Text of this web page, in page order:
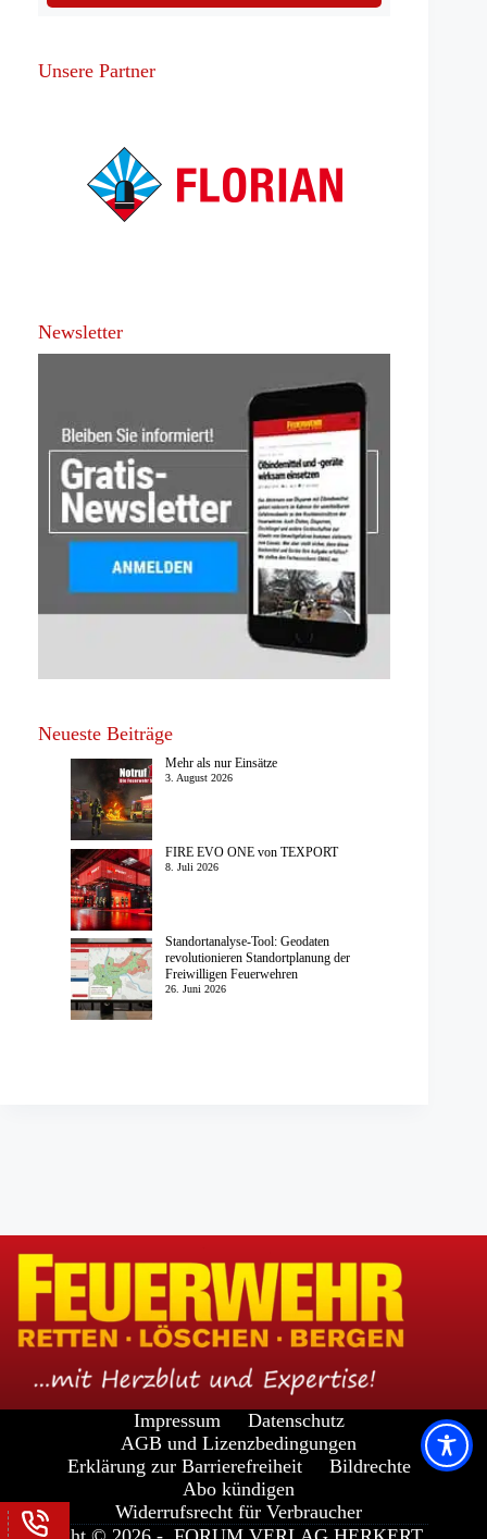
Unsere Partner
Newsletter
Neueste Beiträge
Mehr als nur Einsätze
3. August 2026
FIRE EVO ONE von TEXPORT
8. Juli 2026
Standortanalyse-Tool: Geodaten
revolutionieren Standortplanung der
Freiwilligen Feuerwehren
26. Juni 2026
Impressum
Datenschutz
AGB und Lizenzbedingungen
Erklärung zur Barrierefreiheit
Bildrechte
Abo kündigen
Widerrufsrecht für Verbraucher